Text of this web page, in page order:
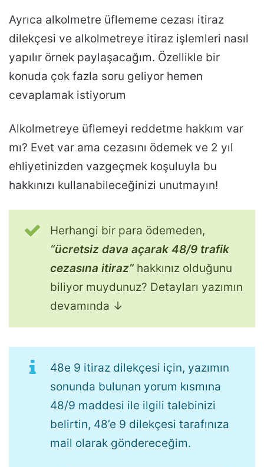
Ayrıca alkolmetre üflememe cezası itiraz
dilekçesi ve alkolmetreye itiraz işlemleri nasıl
yapılır örnek paylaşacağım. Özellikle bir
konuda çok fazla soru geliyor hemen
cevaplamak istiyorum
Alkolmetreye üflemeyi reddetme hakkım var
mı? Evet var ama cezasını ödemek ve 2 yıl
ehliyetinizden vazgeçmek koşuluyla bu
hakkınızı kullanabileceğinizi unutmayın!
Herhangi bir para ödemeden,
“ücretsiz dava açarak 48/9 trafik
cezasına itiraz” hakkınız olduğunu
biliyor muydunuz? Detayları yazımın
devamında ↓
48e 9 itiraz dilekçesi için, yazımın
sonunda bulunan yorum kısmına
48/9 maddesi ile ilgili talebinizi
belirtin, 48’e 9 dilekçesi tarafınıza
mail olarak göndereceğim.